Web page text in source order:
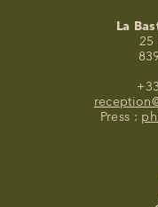
La
25
Press :